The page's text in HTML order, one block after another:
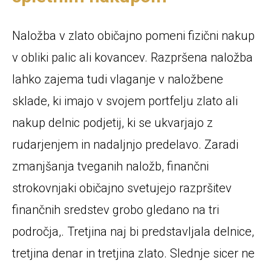
Naložba v zlato običajno pomeni fizični nakup
v obliki palic ali kovancev. Razpršena naložba
lahko zajema tudi vlaganje v naložbene
sklade, ki imajo v svojem portfelju zlato ali
nakup delnic podjetij, ki se ukvarjajo z
rudarjenjem in nadaljnjo predelavo. Zaradi
zmanjšanja tveganih naložb, finančni
strokovnjaki običajno svetujejo razpršitev
finančnih sredstev grobo gledano na tri
področja,. Tretjina naj bi predstavljala delnice,
tretjina denar in tretjina zlato. Slednje sicer ne